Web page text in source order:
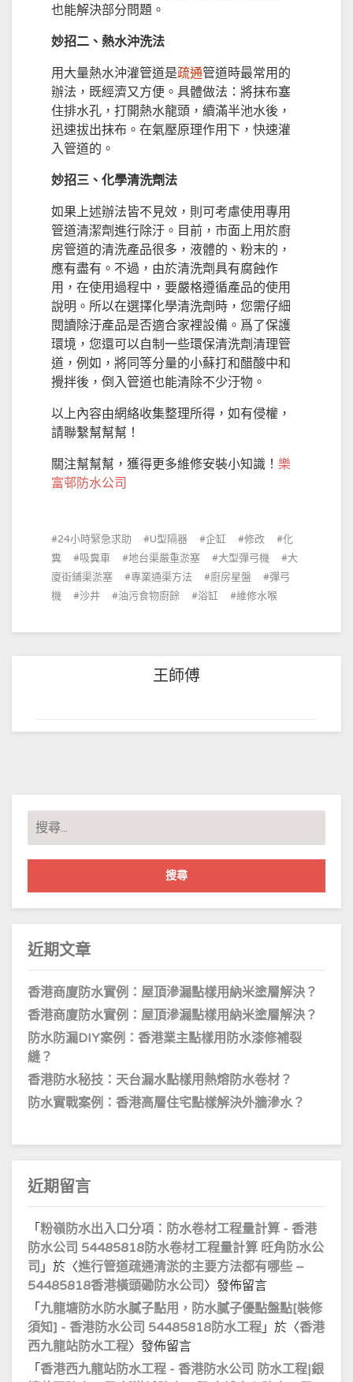
也能解決部分問題。
妙招二、熱水沖洗法
用大量熱水沖灌管道是疏通管道時最常用的
辦法，既經濟又方便。具體做法：將抹布塞
住排水孔，打開熱水龍頭，續滿半池水後，
迅速拔出抹布。在氣壓原理作用下，快速灌
入管道的。
妙招三、化學清洗劑法
如果上述辦法皆不見效，則可考慮使用專用
管道清潔劑進行除汙。目前，市面上用於廚
房管道的清洗產品很多，液體的、粉末的，
應有盡有。不過，由於清洗劑具有腐蝕作
用，在使用過程中，要嚴格遵循產品的使用
說明。所以在選擇化學清洗劑時，您需仔細
閱讀除汙產品是否適合家裡設備。爲了保護
環境，您還可以自制一些環保清洗劑清理管
道，例如，將同等分量的小蘇打和醋酸中和
攪拌後，倒入管道也能清除不少汙物。
以上內容由網絡收集整理所得，如有侵權，
請聯繫幫幫幫！
關注幫幫幫，獲得更多維修安裝小知識！ 樂
富邨防水公司
24小時緊急求助 U型隔器 企缸 修改
化
糞
吸糞車 地台渠嚴重淤塞 大型彈弓機
大
廈街鋪渠淤塞
專業通渠方法 廚房星盤
彈弓
機
沙井 油污食物廚餘 浴缸 維修水喉
王師傅
搜
尋
關
字:
近期文章
香港商廈防水實例：屋頂滲漏點樣用納米塗層解決？
香港商廈防水實例：屋頂滲漏點樣用納米塗層解決？
防水防漏DIY案例：香港業主點樣用防水漆修補裂
縫？
香港防水秘技：天台漏水點樣用熱熔防水卷材？
防水實戰案例：香港高層住宅點樣解決外牆滲水？
近期留言
「 粉嶺防水出入口分項：防水卷材工程量計算 - 香港
防水公司 54485818防水卷材工程量計算 旺角防水公
司 」於〈進行管道疏通清淤的主要方法都有哪些 –
54485818香港橫頭磡防水公司 〉發佈留言
「 九龍塘防水防水膩子點用，防水膩子優點盤點[裝修
須知] - 香港防水公司 54485818防水工程 」於〈香港
西九龍站防水工程〉發佈留言
「 香港西九龍站防水工程 - 香港防水公司 防水工程|銀